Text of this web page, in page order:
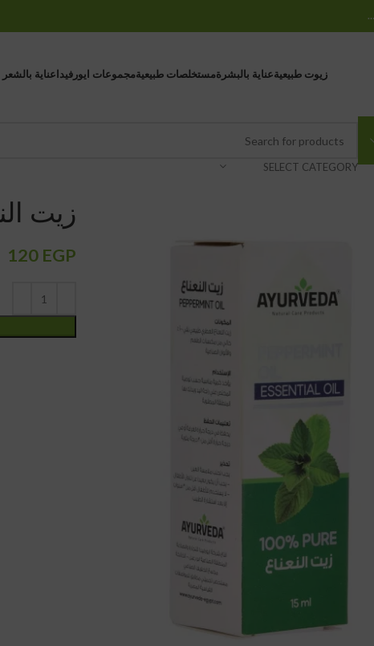
زيوت طبيعيةعناية بالبشرةمستخلصات طبيعيةمجموعات ايورفيداعناية بالشعر
SELECT CATEGORY
زيت
120 EGP